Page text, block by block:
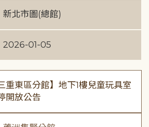
新北市圖(總館)
2026-01-05
三重東區分館】地下1樓兒童玩具室
開放公告